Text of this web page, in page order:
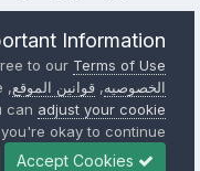
Information
to ourTerms of Use
الخصوصيه, قوانين الموقع, We have placed
canadjust your cookie
okay to continue..
Accept Cookies